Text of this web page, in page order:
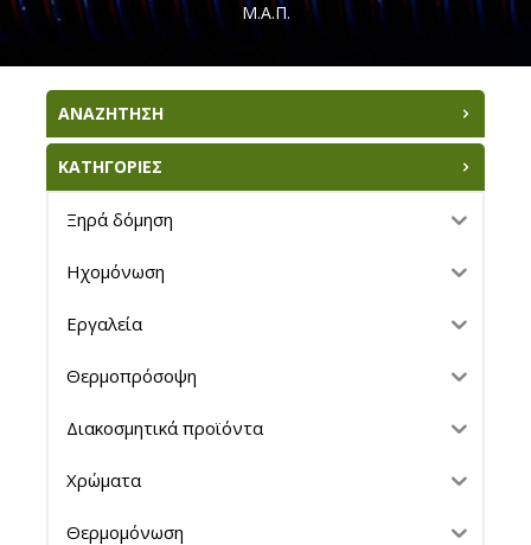
Μ.Α.Π.
ΑΝΑΖΗΤΗΣΗ
ΚΑΤΗΓΟΡΙΕΣ
Ξηρά δόμηση
Ηχομόνωση
Εργαλεία
Θερμοπρόσοψη
Διακοσμητικά προϊόντα
Χρώματα
Θερμομόνωση